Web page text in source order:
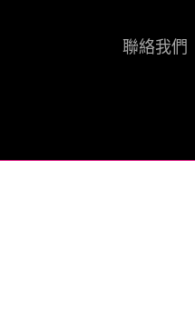
聯絡我們